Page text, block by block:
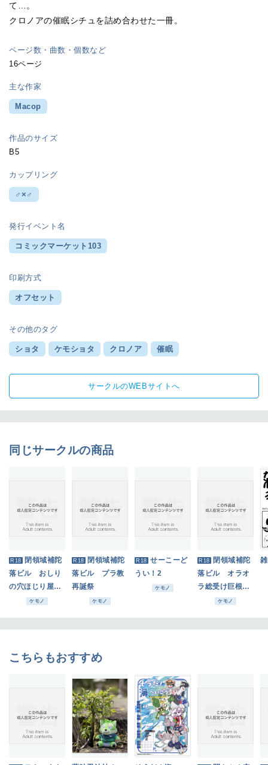
て…。
クロノアの催眠シチュを詰め合わせた一冊。
ページ数・曲数・個数など
16ページ
主な作家
Macop
作品のサイズ
B5
カップリング
♂×♂
発行イベント名
コミックマーケット103
印刷方式
オフセット
その他のタグ
ショタ ケモショタ クロノア 催眠
サークルのWEBサイトへ
同じサークルの商品
R18 閉領域補陀
落ビル おしり
の穴ほじり屋さ
ケモノ
R18 閉領域補陀
落ビル プラ教
再誕祭
ケモノ
R18 せーこーど
うい！2
ケモノ
R18 閉領域補陀
落ビル オラオ
ラ総受け巨根淫
魔くんケモノ
こちらもおすすめ